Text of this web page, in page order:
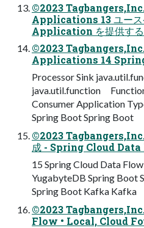
©2023
Applications 13 ユース
Application を提供する
©2023
Applications 14
Processor Sink
java.util.function
Consumer Application
Spring Boot Spring Boot
©2023 Tagbangers,Inc.
成 - Spring Cloud
15 Spring Cloud Data
YugabyteDB Spring Boot
Spring Boot Kafka Kafka
©2023
Flow • Local, Cloud